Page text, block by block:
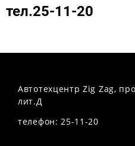
тел.25-11-20
Автотехцентр Zig Zag,
лит.Д
телефон: 25-11-20